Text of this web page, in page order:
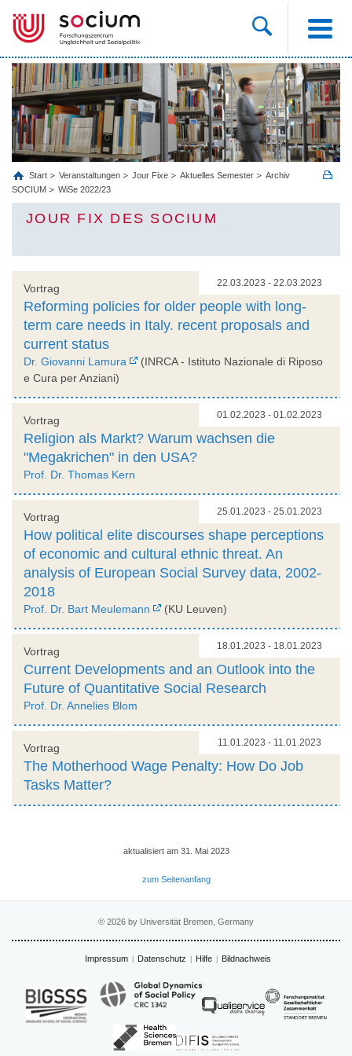
Start Veranstaltungen Jour Fixe Aktuelles Semester
Archiv
SOCIUM
WiSe 2022/23
JOUR FIX DES SOCIUM
22.03.2023 - 22.03.2023
Vortrag
Reforming policies for older people with long-
term care needs in Italy. recent proposals and
current status
Dr. Giovanni Lamura
(INRCA - Istituto Nazionale di Riposo
e Cura per Anziani)
01.02.2023 - 01.02.2023
Vortrag
Religion als Markt? Warum wachsen die
"Megakrichen" in den USA?
Prof. Dr. Thomas Kern
25.01.2023 - 25.01.2023
Vortrag
How political elite discourses shape perceptions
of economic and cultural ethnic threat. An
analysis of European Social Survey data, 2002-
2018
Prof. Dr. Bart Meulemann (KU Leuven)
18.01.2023 - 18.01.2023
Vortrag
Current Developments and an Outlook into the
Future of Quantitative Social Research
Prof. Dr. Annelies Blom
11.01.2023 - 11.01.2023
Vortrag
The Motherhood Wage Penalty: How Do Job
Tasks Matter?
aktualisiert am 31. Mai 2023
zum Seitenanfang
© 2026 by Universität Bremen, Germany
Impressum Datenschutz Hilfe Bildnachweis